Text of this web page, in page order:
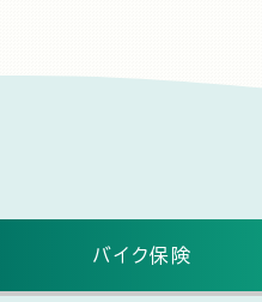
バイク保険